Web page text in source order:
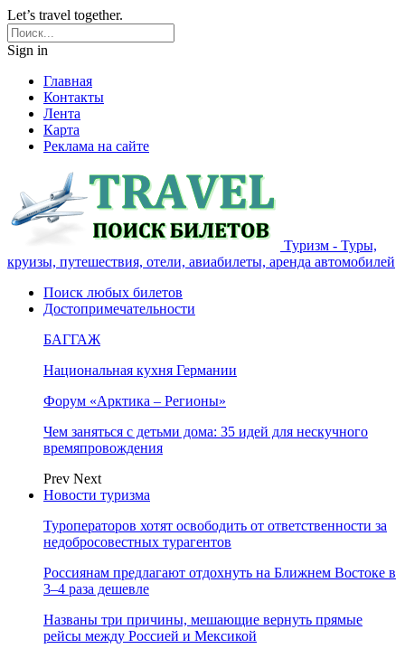
Let’s travel together.
Sign in
Главная
Контакты
Лента
Карта
Реклама на сайте
Туризм - Туры,
круизы, путешествия, отели, авиабилеты, аренда автомобилей
Поиск любых билетов
Достопримечательности
БАГГАЖ
Национальная кухня Германии
Форум «Арктика – Регионы»
Чем заняться с детьми дома: 35 идей для нескучного
времяпровождения
Prev Next
Новости туризма
Туроператоров хотят освободить от ответственности за
недобросовестных турагентов
Россиянам предлагают отдохнуть на Ближнем Востоке в
3–4 раза дешевле
Названы три причины, мешающие вернуть прямые
рейсы между Россией и Мексикой